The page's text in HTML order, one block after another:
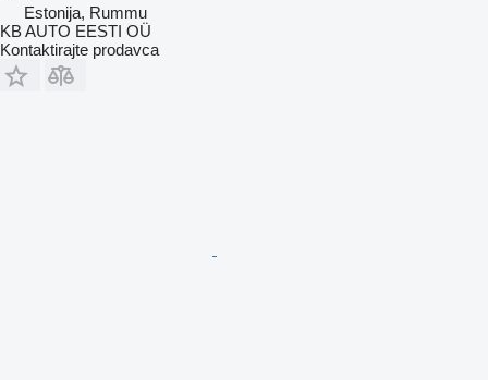
Estonija, Rummu
KB AUTO EESTI OÜ
Kontaktirajte prodavca